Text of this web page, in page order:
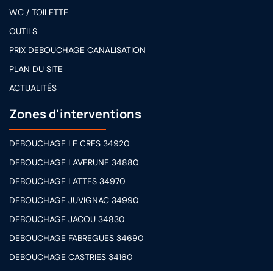
WC / TOILETTE
OUTILS
PRIX DEBOUCHAGE CANALISATION
PLAN DU SITE
ACTUALITÉS
Zones d'interventions
DEBOUCHAGE LE CRES 34920
DEBOUCHAGE LAVERUNE 34880
DEBOUCHAGE LATTES 34970
DEBOUCHAGE JUVIGNAC 34990
DEBOUCHAGE JACOU 34830
DEBOUCHAGE FABREGUES 34690
DEBOUCHAGE CASTRIES 34160